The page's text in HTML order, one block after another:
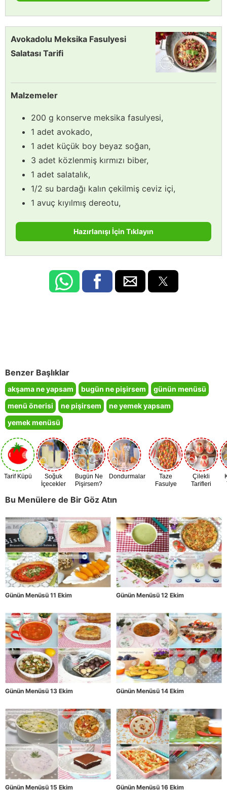
Avokadolu Meksika Fasulyesi
Salatası Tarifi
Malzemeler
200 g konserve meksika fasulyesi,
1 adet avokado,
1 adet küçük boy beyaz soğan,
3 adet közlenmiş kırmızı biber,
1 adet salatalık,
1/2 su bardağı kalın çekilmiş ceviz içi,
1 avuç kıyılmış dereotu,
Hazırlanışı İçin Tıklayın
Benzer Başlıklar
akşama ne yapsam bugün ne pişirsem
günün menüsü
menü önerisi
ne pişirsem
ne yemek yapsam
yemek menüsü
Tarif Küpü
Soğuk
İçecekler
Bugün Ne
Pişirsem?
Dondurmalar
Taze
Fasulye
Çilekli
Tarifleri
Bu Menülere de Bir Göz Atın
Günün Menüsü 11 Ekim Günün Menüsü 12 Ekim
Günün Menüsü 13 Ekim Günün Menüsü 14 Ekim
Günün Menüsü 15 Ekim Günün Menüsü 16 Ekim